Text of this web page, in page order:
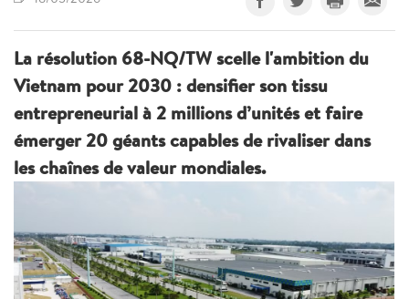
La résolution 68-NQ/TW scelle l'ambition du
Vietnam pour 2030 : densifier son tissu
entrepreneurial à 2 millions d’unités et faire
émerger 20 géants capables de rivaliser dans
les chaînes de valeur mondiales.